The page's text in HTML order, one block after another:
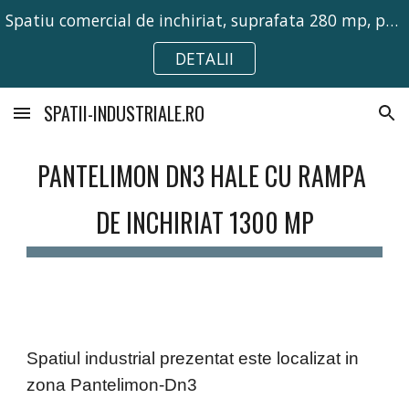
Skip to main content Skip to navigation
Spatiu comercial de inchiriat, suprafata 280 mp, pretabil pentru activitati comerciale, birouri sau depozitare.
DETALII
SPATII-INDUSTRIALE.RO
PANTELIMON DN3 HALE CU RAMPA
DE INCHIRIAT 1300 MP
Spatiul industrial prezentat este localizat in
zona Pantelimon-Dn3